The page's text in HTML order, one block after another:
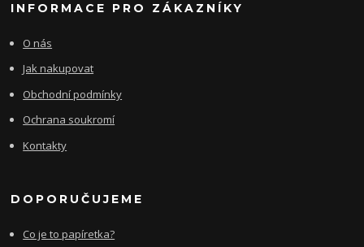
INFORMACE PRO ZÁKAZNÍKY
O nás
Jak nakupovat
Obchodní podmínky
Ochrana soukromí
Kontakty
DOPORUČUJEME
Co je to papíretka?